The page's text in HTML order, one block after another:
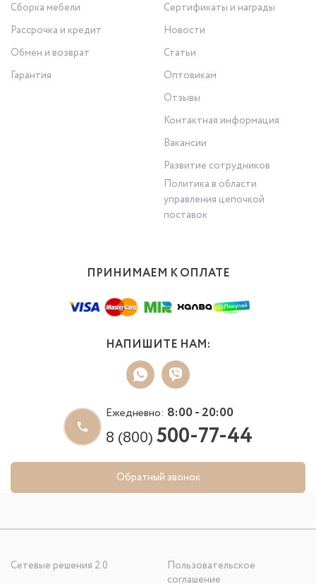
Сборка мебели
Рассрочка и кредит
Обмен и возврат
Гарантия
Сертификаты и награды
Новости
Статьи
Оптовикам
Отзывы
Контактная информация
Вакансии
Развитие сотрудников
Политика в области
управления цепочкой
поставок
ПРИНИМАЕМ К ОПЛАТЕ
НАПИШИТЕ НАМ:
Ежедневно: 8:00 - 20:00
8 (800)500-77-44
Обратный звонок
Сетевые решения 2.0
Пользовательское
соглашение